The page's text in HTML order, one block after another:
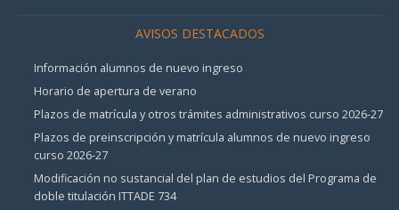
AVISOS DESTACADOS
Información alumnos de nuevo ingreso
Horario de apertura de verano
Plazos de matrícula y otros trámites administrativos curso 2026-27
Plazos de preinscripción y matrícula alumnos de nuevo ingreso
curso 2026-27
Modificación no sustancial del plan de estudios del Programa de
doble titulación ITTADE 734